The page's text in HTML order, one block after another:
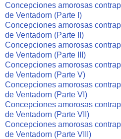
Concepciones amorosas
de Ventadorn (Parte I)
Concepciones amorosas
de Ventadorn (Parte II)
Concepciones amorosas
de Ventadorn (Parte III)
Concepciones amorosas
de Ventadorn (Parte V)
Concepciones amorosas
de Ventadorn (Parte VI)
Concepciones amorosas
de Ventadorn (Parte VII)
Concepciones amorosas
de Ventadorn (Parte VIII)